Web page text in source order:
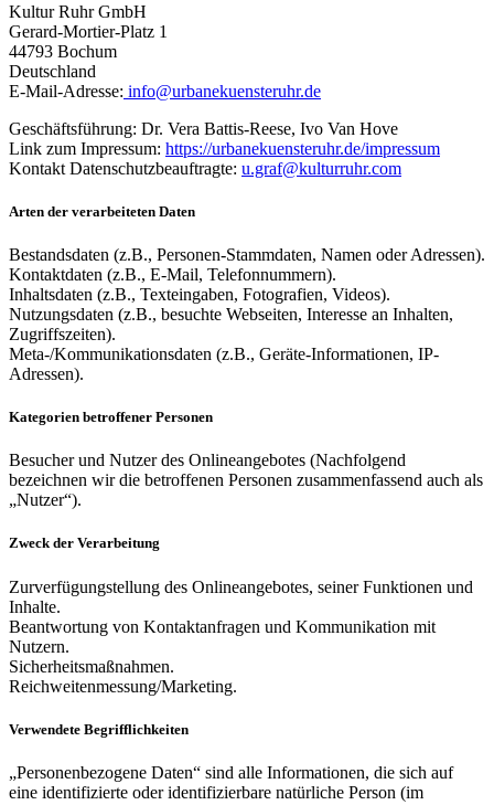
Kultur Ruhr GmbH
Gerard-Mortier-Platz 1
44793 Bochum
Deutschland
E-Mail-Adresse: info@urbanekuensteruhr.de
Geschäftsführung: Dr. Vera Battis-Reese, Ivo Van Hove
Link zum Impressum: https://urbanekuensteruhr.de/impressum
Kontakt Datenschutzbeauftragte: u.graf@kulturruhr.com
Arten der verarbeiteten Daten
Bestandsdaten (z.B., Personen-Stammdaten, Namen oder Adressen).
Kontaktdaten (z.B., E-Mail, Telefonnummern).
Inhaltsdaten (z.B., Texteingaben, Fotografien, Videos).
Nutzungsdaten (z.B., besuchte Webseiten, Interesse an Inhalten,
Zugriffszeiten).
Meta-/Kommunikationsdaten (z.B., Geräte-Informationen, IP-
Adressen).
Kategorien betroffener Personen
Besucher und Nutzer des Onlineangebotes (Nachfolgend
bezeichnen wir die betroffenen Personen zusammenfassend auch als
„Nutzer“).
Zweck der Verarbeitung
Zurverfügungstellung des Onlineangebotes, seiner Funktionen und
Inhalte.
Beantwortung von Kontaktanfragen und Kommunikation mit
Nutzern.
Sicherheitsmaßnahmen.
Reichweitenmessung/Marketing.
Verwendete Begrifflichkeiten
„Personenbezogene Daten“ sind alle Informationen, die sich auf
eine identifizierte oder identifizierbare natürliche Person (im